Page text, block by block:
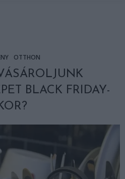
OTTHON
BLACK FRIDAY-